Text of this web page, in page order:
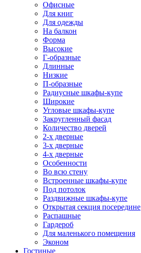
Офисные
Для книг
Для одежды
На балкон
Форма
Высокие
Г-образные
Длинные
Низкие
П-образные
Радиусные шкафы-купе
Широкие
Угловые шкафы-купе
Закругленный фасад
Количество дверей
2-х дверные
3-х дверные
4-х дверные
Особенности
Во всю стену
Встроенные шкафы-купе
Под потолок
Раздвижные шкафы-купе
Открытая секция посередине
Распашные
Гардероб
Для маленького помещения
Эконом
Гостиные